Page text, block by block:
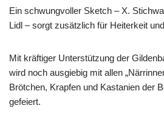
Ein schwungvoller Sketch – X.
Lidl – sorgt zusätzlich für Heiterkeit
Mit kräftiger Unterstützung der
wird noch ausgiebig mit allen
Brötchen, Krapfen und Kastanien der
gefeiert.